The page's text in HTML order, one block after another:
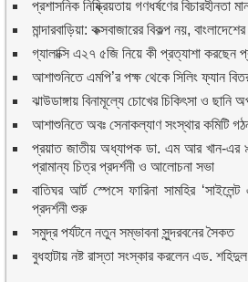
প্রশাসনিক নিষ্ক্রিয়তায় গণধর্ষণের বিচারহীনতা
মান্দারবাড়িয়া: কক্সবাজারের বিকল্প নয়,
গ্যালাক্সি এ২৭ ৫জি নিয়ে কী প্রত্যাশা করছেন
আশাশুনিতে এমপি’র পক্ষ থেকে সিলিং ফ্যান
ঝাউডাঙ্গায় বিনামূল্যে চোখের চিকিৎসা ও ছানি
আশাশুনিতে অবঃ সেনাকল্যাণ সংস্থার কমিটি
প্রয়াত জাতীয় অধ্যাপক ডা. এম আর খান-এর
প্রামান্য চিত্র প্রদর্শনী ও আলোচনা সভা
বাতিঘর আর্ট স্পেসে ফারিনা সামহির
প্রদর্শনী শুরু
সমুদ্র পর্যটনে নতুন সম্ভাবনা সুন্দরবনের সৈকত
বুধহাটায় নষ্ট রাস্তা সংস্কার করলেন এড. শহিদুল